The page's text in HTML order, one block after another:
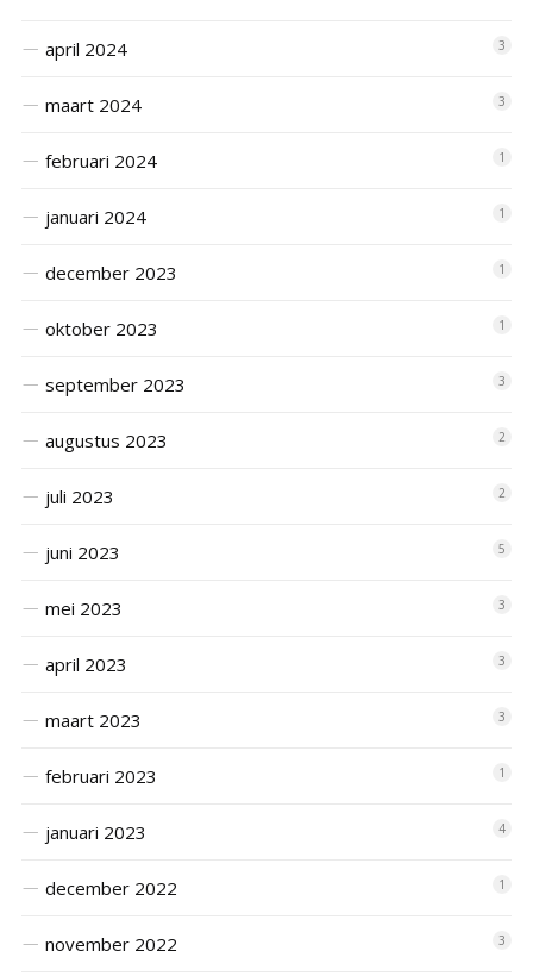
april 2024 3
maart 2024 3
februari 2024 1
januari 2024 1
december 2023 1
oktober 2023 1
september 2023 3
augustus 2023 2
juli 2023 2
juni 2023 5
mei 2023 3
april 2023 3
maart 2023 3
februari 2023 1
januari 2023 4
december 2022 1
november 2022 3